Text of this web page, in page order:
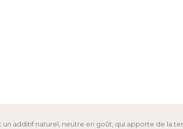
additif naturel, neutre en goût, qui apporte de la